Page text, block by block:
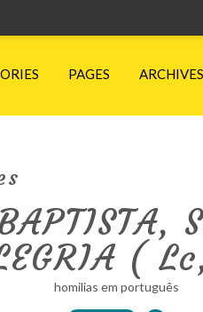
PAGES ARCHIVES
(
homilias em português